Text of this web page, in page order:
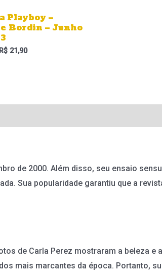
Playboy –
Bordin – Junho
R$ 21,90
de 2000. Além disso, seu ensaio
Sua popularidade garantiu que a
de Carla Perez mostraram a beleza e
mais marcantes da época. Portanto,